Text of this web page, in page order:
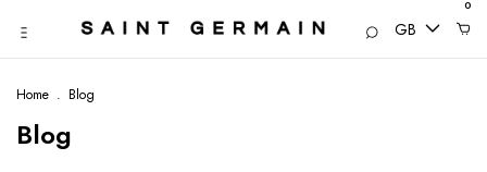
GB
0
Home . Blog
Blog